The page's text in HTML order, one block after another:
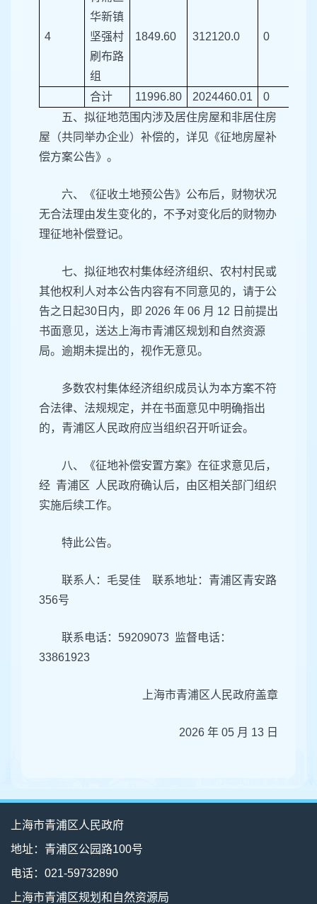
4
华新镇
坚强村
刷布路
组
1849.60 312120.0 0
合计 11996.80 2024460.01 0
五、拟征地范围内涉及居住房屋和非居住房
屋（共同举办企业）补偿的，详见《征地房屋补
偿方案公告》。
六、《征收土地预公告》公布后，财物状况
无合法理由发生变化的，不予对变化后的财物办
理征地补偿登记。
七、拟征地农村集体经济组织、农村村民或
其他权利人对本公告内容有不同意见的，请于公
告之日起30日内，即 2026 年 06 月 12 日前提出
书面意见，送达上海市青浦区规划和自然资源
局。逾期未提出的，视作无意见。
多数农村集体经济组织成员认为本方案不符
合法律、法规规定，并在书面意见中明确指出
的，青浦区人民政府应当组织召开听证会。
八、《征地补偿安置方案》在征求意见后，
经 青浦区 人民政府确认后，由区相关部门组织
实施后续工作。
特此公告。
联系人：毛旻佳 联系地址：青浦区青安路
356号
联系电话：59209073 监督电话：
33861923
上海市青浦区人民政府盖章
2026 年 05 月 13 日
上海市青浦区人民政府
地址：青浦区公园路100号
电话：021-59732890
上海市青浦区规划和自然资源局